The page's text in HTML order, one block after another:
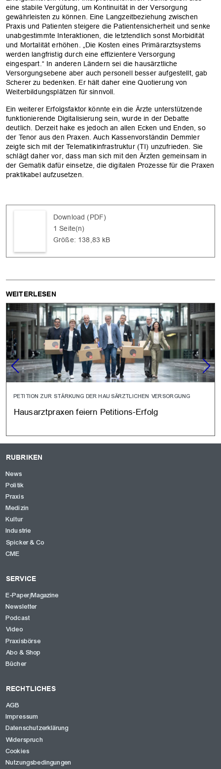
eine stabile Vergütung, um Kontinuität in der Versorgung
gewährleisten zu können. Eine Langzeitbeziehung zwischen
Praxis und Patienten steigere die Patientensicherheit und senke
unabgestimmte Interaktionen, die letztendlich sonst Morbidität
und Mortalität erhöhen. „Die Kosten eines Primärarztsystems
werden langfristig durch eine effizientere Versorgung
eingespart.“ In anderen Ländern sei die hausärztliche
Versorgungsebene aber auch personell besser aufgestellt, gab
Scherer zu bedenken. Er hält daher eine Quotierung von
Weiterbildungsplätzen für sinnvoll.
Ein weiterer Erfolgsfaktor könnte ein die Ärzte unterstützende
funktionierende Digitalisierung sein, wurde in der Debatte
deutlich. Derzeit hake es jedoch an allen Ecken und Enden, so
der Tenor aus den Praxen. Auch Kassenvorständin Demmler
zeigte sich mit der Telematikinfrastruktur (TI) unzufrieden. Sie
schlägt daher vor, dass man sich mit den Ärzten gemeinsam in
der Gematik dafür einsetze, die digitalen Prozesse für die Praxen
praktikabel aufzusetzen.
Download (PDF)
1 Seite(n)
Größe: 138,83 kB
WEITERLESEN
PETITION ZUR STÄRKUNG DER HAUSÄRZTLICHEN VERSORGUNG
Hausarztpraxen feiern Petitions-Erfolg
RUBRIKEN
News
Politik
Praxis
Medizin
Kultur
Industrie
Spicker & Co
CME
SERVICE
E-Paper/Magazine
Newsletter
Podcast
Video
Praxisbörse
Abo & Shop
Bücher
RECHTLICHES
AGB
Impressum
Datenschutzerklärung
Widerspruch
Cookies
Nutzungsbedingungen